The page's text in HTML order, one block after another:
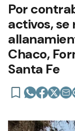
Por
activos, se
Chaco,
Santa Fe